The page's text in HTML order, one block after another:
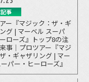
事
ー『マジック：ザ・ギ
グ | マーベル スーパ
ローズ』トップ8の注
事｜プロツアー『マジ
・ギャザリング | マー
パー・ヒーローズ』